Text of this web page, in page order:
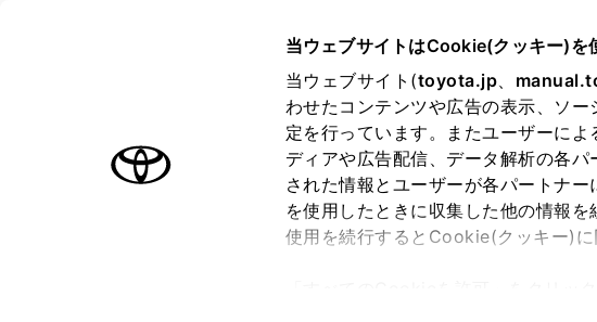
当ウェブサイトはCookie(クッキー)を
当ウェブサイト(toyota.jp、
わせたコンテンツや広告の表示、ソ
定を行っています。またユーザーに
ディアや広告配信、データ解析の各
された情報とユーザーが各パートナ
を使用したときに収集した他の情報
使用を続行するとCookie(クッキー)に
オーナーサポート トピックス
トヨタ認定中古車
トヨタ認定中古車の魅力 3つの買い方 オンライン購入